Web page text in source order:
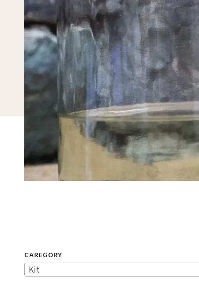
CAREGORY
Kit